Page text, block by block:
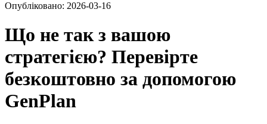
Опубліковано: 2026-03-16
Що не так з вашою
стратегією? Перевірте
безкоштовно за допомогою
GenPlan